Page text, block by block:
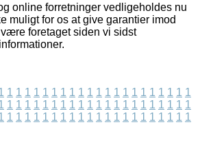
online forretninger vedligeholdes nu
muligt for os at give garantier imod
foretaget siden vi sidst
1 1 1 1 1 1 1 1 1 1 1 1 1 1 1 1 1 1 1 1 1
1 1 1 1 1 1 1 1 1 1 1 1 1 1 1 1 1 1 1 1 1
1 1 1 1 1 1 1 1 1 1 1 1 1 1 1 1 1 1 1 1 1